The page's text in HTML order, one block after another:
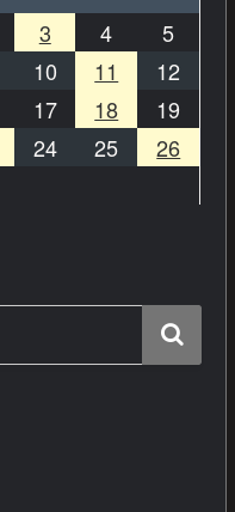
3 4
5
10 11
12
17 18
19
24 25
26